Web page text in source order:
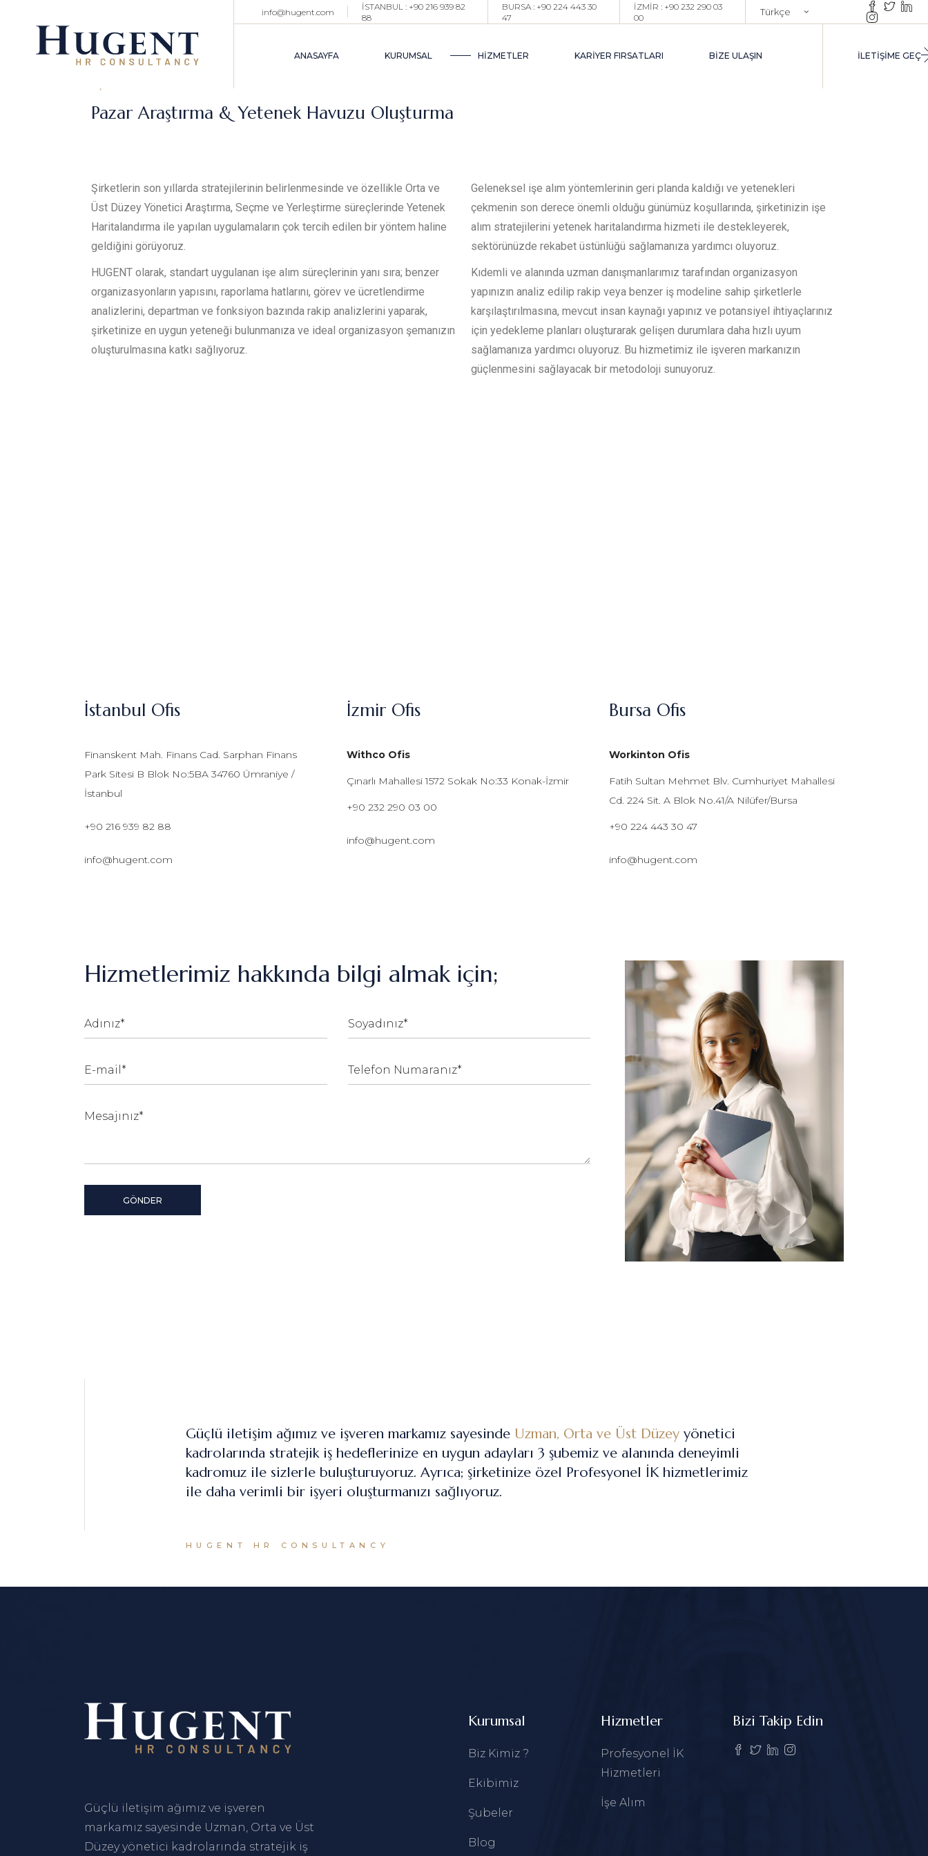
info@hugent.com
İSTANBUL : +90 216 939 82
88
BURSA : +90 224 443 30
47
İZMİR : +90 232 290 03
00
Türkçe
ANASAYFA KURUMSAL
BIZ KIMIZ ?
HİZMETLER
HAVUZU OLUŞTURMA
OUTPLACEMENT
KARIYER YÖNETIMI DANIŞMANLIĞI
GEÇICI İK YÖNETIM DESTEĞI
KARİYER FIRSATLARI BIZE ULAŞIN İLETİŞİME GEÇ
EKIBIMIZ EXECUTIVE İŞE ALIM
Pazar Araştırma & Yetenek Havuzu Oluşturma
Şirketlerin son yıllarda stratejilerinin belirlenmesinde ve özellikle Orta ve
Üst Düzey Yönetici Araştırma, Seçme ve Yerleştirme süreçlerinde Yetenek
Haritalandırma ile yapılan uygulamaların çok tercih edilen bir yöntem haline
geldiğini görüyoruz.
HUGENT olarak, standart uygulanan işe alım süreçlerinin yanı sıra; benzer
organizasyonların yapısını, raporlama hatlarını, görev ve ücretlendirme
analizlerini, departman ve fonksiyon bazında rakip analizlerini yaparak,
şirketinize en uygun yeteneği bulunmanıza ve ideal organizasyon şemanızın
oluşturulmasına katkı sağlıyoruz.
Geleneksel işe alım yöntemlerinin geri planda kaldığı ve yetenekleri
çekmenin son derece önemli olduğu günümüz koşullarında, şirketinizin işe
alım stratejilerini yetenek haritalandırma hizmeti ile destekleyerek,
sektörünüzde rekabet üstünlüğü sağlamanıza yardımcı oluyoruz.
Kıdemli ve alanında uzman danışmanlarımız tarafından organizasyon
yapınızın analiz edilip rakip veya benzer iş modeline sahip şirketlerle
karşılaştırılmasına, mevcut insan kaynağı yapınız ve potansiyel ihtiyaçlarınız
için yedekleme planları oluşturarak gelişen durumlara daha hızlı uyum
sağlamanıza yardımcı oluyoruz. Bu hizmetimiz ile işveren markanızın
güçlenmesini sağlayacak bir metodoloji sunuyoruz.
İstanbul Ofis
Finanskent Mah. Finans Cad. Sarphan Finans
Park Sitesi B Blok No:5BA 34760 Ümraniye /
İstanbul
+90 216 939 82 88
info@hugent.com
İzmir Ofis
Withco Ofis
Çınarlı Mahallesi 1572 Sokak No:33 Konak-İzmir
+90 232 290 03 00
info@hugent.com
Bursa Ofis
Workinton Ofis
Fatih Sultan Mehmet Blv. Cumhuriyet Mahallesi
Cd. 224 Sit. A Blok No.41/A Nilüfer/Bursa
+90 224 443 30 47
info@hugent.com
Hizmetlerimiz hakkında bilgi almak için;
GÖNDER
Güçlü iletişim ağımız ve işveren markamız sayesinde Uzman, Orta ve Üst Düzeyyönetici
kadrolarında stratejik iş hedeflerinize en uygun adayları 3 şubemiz ve alanında deneyimli
kadromuz ile sizlerle buluşturuyoruz. Ayrıca; şirketinize özel Profesyonel İK hizmetlerimiz
ile daha verimli bir işyeri oluşturmanızı sağlıyoruz.
HUGENT HR CONSULTANCY
Güçlü iletişim ağımız ve işveren
markamız sayesinde Uzman, Orta ve Üst
Düzey yönetici kadrolarında stratejik iş
Kurumsal
Biz Kimiz ?
Ekibimiz
Şubeler
Blog
Hizmetler
Profesyonel İK
Hizmetleri
İşe Alım
Bizi Takip Edin